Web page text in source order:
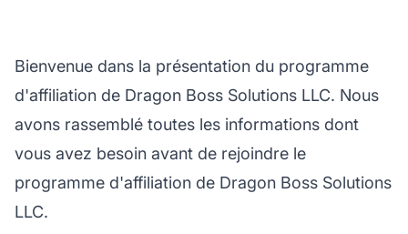
Bienvenue dans la présentation du programme
d'affiliation de Dragon Boss Solutions LLC. Nous
avons rassemblé toutes les informations dont
vous avez besoin avant de rejoindre le
programme d'affiliation de Dragon Boss Solutions
LLC.